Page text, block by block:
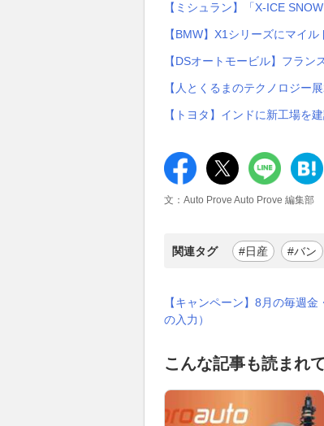
【ミシュラン】「X-ICE
【BMW】X1シリーズにマイ
【DSオートモービル】フラ
【人とくるまのテクノロジ
【トヨタ】インドに新工場を
文：Auto Prove Auto Prove 編集部
関連タグ #日産 #バン
【キャンペーン】8月の毎週
の入力）
こんな記事も読まれ